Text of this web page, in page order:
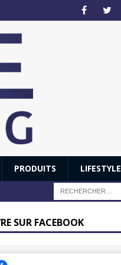
PRODUITS LIFESTYLE
SUR FACEBOOK